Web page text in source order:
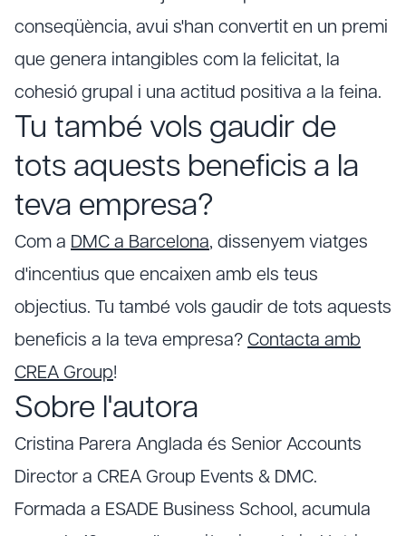
conseqüència, avui s'han convertit en un premi
que genera intangibles com la felicitat, la
cohesió grupal i una actitud positiva a la feina.
Tu també vols gaudir de
tots aquests beneficis a la
teva empresa?
Com a DMC a Barcelona, dissenyem viatges
d'incentius que encaixen amb els teus
objectius. Tu també vols gaudir de tots aquests
beneficis a la teva empresa? Contacta amb
CREA Group!
Sobre l'autora
Cristina Parera Anglada és Senior Accounts
Director a CREA Group Events & DMC.
Formada a ESADE Business School, acumula